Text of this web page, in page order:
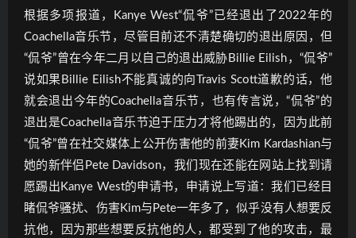
根据多项报道，Kanye West“侃爷”已经退出了2022年的
Coachella音乐节，尽管目前还不清楚确切的退出原因，但
“侃爷”曾在今年二月以自己的退出威胁Billie Eilish，“侃爷”
说如果Billie Eilish不能真诚的向Travis Scott道歉的话，他
就会退出今年的Coachella音乐节，也有传言说，“侃爷”的
退出是Coachella音乐节迫于压力才将他踢出的，因为此前
“侃爷”曾在社交媒体上公开伤害他的前妻Kim Kardashian与
她的新伴侣Pete Davidson，我们现在还能在网站上找到请
愿踢出Kanye West的申请书，申请说上写道：我们已经目
睹侃爷骚扰、伤害Kim与Pete一年多了，似乎没有人想要反
抗他，因为那些想要反抗他的人，都受到了他的攻击，最